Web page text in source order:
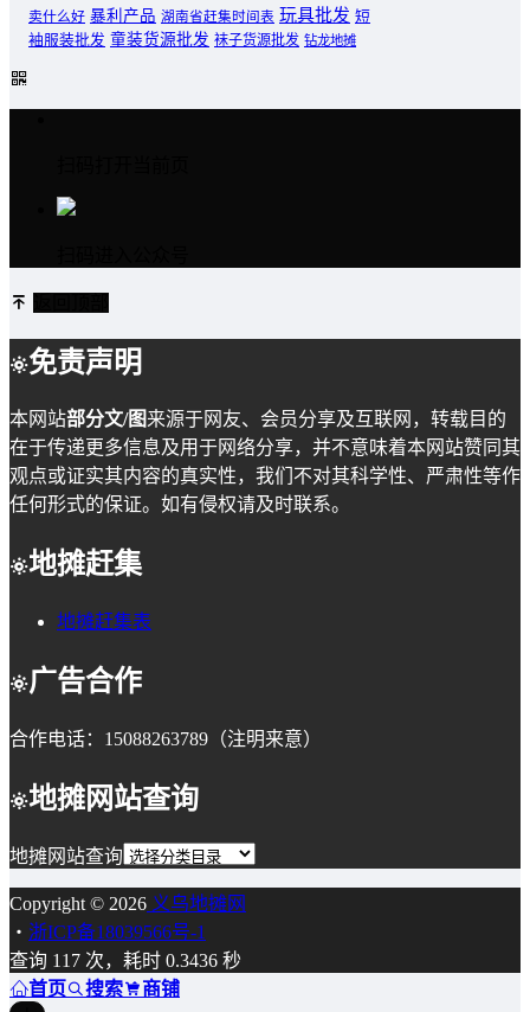
卖什么好 暴利产品 湖南省赶集时间表 玩具批发 短
袖服装批发 童装货源批发 袜子货源批发 钻龙地摊
免责声明
本网站部分文/图来源于网友、会员分享及互联网，转载目的
在于传递更多信息及用于网络分享，并不意味着本网站赞同其
观点或证实其内容的真实性，我们不对其科学性、严肃性等作
任何形式的保证。如有侵权请及时联系。
地摊赶集
地摊赶集表
广告合作
合作电话：15088263789（注明来意）
地摊网站查询
地摊网站查询
Copyright © 2026 义乌地摊网
・ 浙ICP备18039566号-1
查询 117 次，耗时 0.3436 秒
首页
搜索 商铺